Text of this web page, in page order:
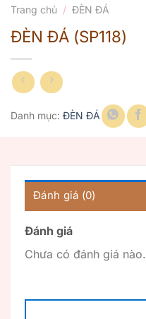
Trang chủ / ĐÈN ĐÁ
ĐÈN ĐÁ (SP118)
Danh mục: ĐÈN ĐÁ
Đánh giá (0)
Đánh giá
Chưa có đánh giá nào.